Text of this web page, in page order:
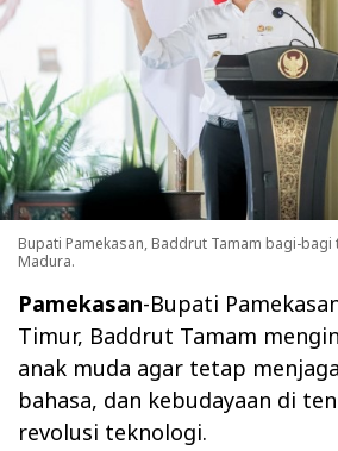
Bupati Pamekasan, Baddrut Tamam bagi-
Madura.
Pamekasan-Bupati
Timur, Baddrut Tamam
anak muda agar tetap
bahasa, dan kebudayaan di
revolusi teknologi.